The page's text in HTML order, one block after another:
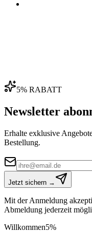
5% RABATT
Newsletter
Erhalte exklusive
Bestellung.
Jetzt sichern →
Mit der Anmeldung
Abmeldung jederzeit
Willkommen5%